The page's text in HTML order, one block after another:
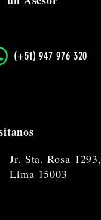
​(+51) 947 976 320
Jr. Sta. Rosa 1293,
Lima 15003